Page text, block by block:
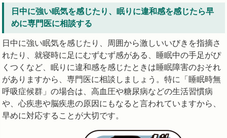
日中に強い眠気を感じたり、眠りに違和感を感じたら早
めに専門医に相談する
日中に強い眠気を感じたり、周囲から激しいいびきを指摘さ
れたり、就寝時に足にむずむず感がある、睡眠中の手足がぴ
くつくなど、眠りに違和感を感じたときは睡眠障害のおそれ
がありますから、専門医に相談しましょう。特に「睡眠時無
呼吸症候群」の場合は、高血圧や糖尿病などの生活習慣病
や、心疾患や脳疾患の原因にもなると言われていますから、
早めに対応することが大切です。